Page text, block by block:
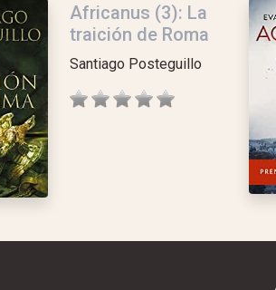
Africanus (3): La
traición de Roma
Santiago Posteguillo